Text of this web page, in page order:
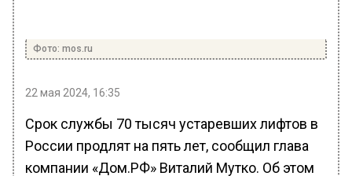
Фото: mos.ru
22 мая 2024, 16:35
Срок службы 70 тысяч устаревших лифтов в
России продлят на пять лет, сообщил глава
компании «Дом.РФ» Виталий Мутко. Об этом